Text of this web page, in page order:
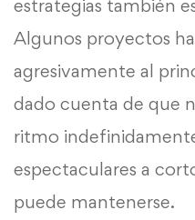
estrategias también
Algunos proyectos
agresivamente al
dado cuenta de que
ritmo
espectaculares a
puede mantenerse.